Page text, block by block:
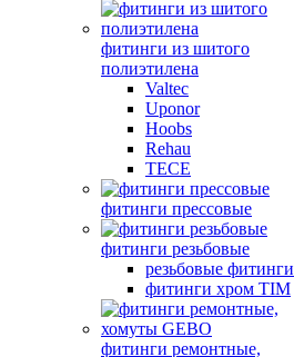
фитинги из шитого
полиэтилена
Valtec
Uponor
Hoobs
Rehau
TECE
фитинги прессовые
фитинги резьбовые
резьбовые фитинги
фитинги хром TIM
фитинги ремонтные,